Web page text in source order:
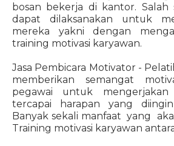
bosan bekerja di kantor.
dapat dilaksanakan untuk
mereka yakni dengan
training motivasi karyawan.
Jasa Pembicara Motivator -
memberikan semangat
pegawai untuk mengerjakan
tercapai harapan yang
Banyak sekali manfaat yang
Training motivasi karyawan